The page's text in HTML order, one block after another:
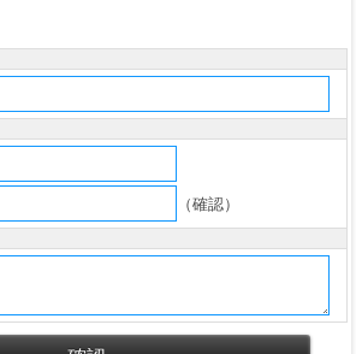
（確認）